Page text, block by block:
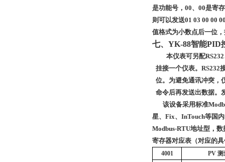
是功能号，00、00是寄
则可以发送01 03 00 00
值格式为小数点后一位
七、YK-88智能PID
本仪表可另配
挂接一个仪表。 RS232
位。 为避免通讯冲突，
命令后再发送出数据。
该设备采用标准
星、Fix、 InTouch等国
Modbus-RTU地址型，
寄存器对应表 （对应的
4001 PV 测